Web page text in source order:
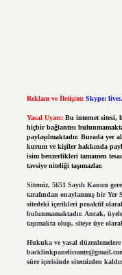
Reklam ve İletişim: Skype:
Yasal Uyarı: Bu internet sitesi,
hiçbir bağlantısı
paylaşılmaktadır. Burada yer
kurum ve kişiler hakkında
isim benzerlikleri tamamen
tavsiye niteliği taşımazlar.
Sitemiz, 5651 Sayılı Kanun
tarafından onaylanmış bir Yer
sitedeki içerikleri proaktif
bulunmamaktadır. Ancak,
taşımakta olup, siteye üye
Hukuka ve yasal
süre içerisinde sitemizden